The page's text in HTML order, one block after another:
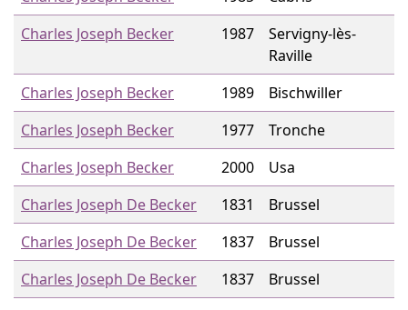
Charles Joseph Becker
1987
Servigny-lès-
Raville
Charles Joseph Becker
1989
Bischwiller
Charles Joseph Becker
1977
Tronche
Charles Joseph Becker
2000
Usa
Charles Joseph De Becker
1831
Brussel
Charles Joseph De Becker
1837
Brussel
Charles Joseph De Becker
1837
Brussel